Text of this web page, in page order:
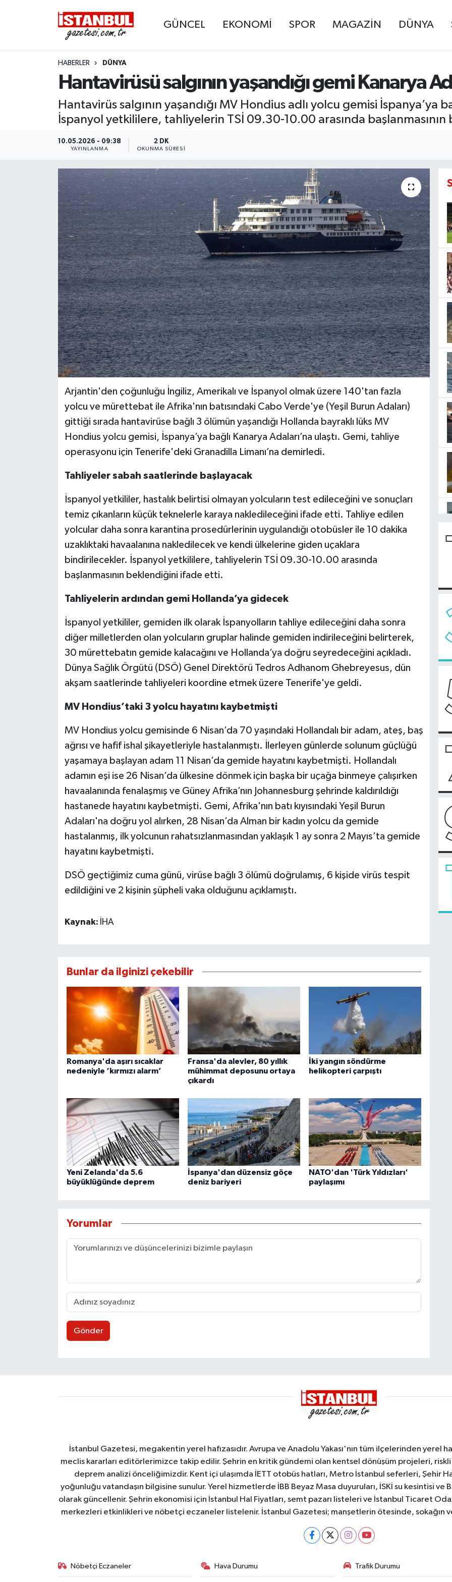
GÜNCEL EKONOMİ SPOR MAGAZİN DÜNYA
HABERLER DÜNYA
Hantavirüsü salgının yaşandığı gemi Kanarya
Hantavirüs salgının yaşandığı MV Hondius adlı yolcu gemisi İspanya’ya
İspanyol yetkililere, tahliyelerin TSİ 09.30-10.00 arasında
10.05.2026 - 09:38
YAYINLANMA
2 DK
OKUNMA SÜRESI
Arjantin'den çoğunluğu İngiliz, Amerikalı ve İspanyol olmak üzere 140'tan fazla
yolcu ve mürettebat ile Afrika'nın batısındaki Cabo Verde'ye (Yeşil Burun Adaları)
gittiği sırada hantavirüse bağlı 3 ölümün yaşandığı Hollanda bayraklı lüks MV
Hondius yolcu gemisi, İspanya’ya bağlı Kanarya Adaları’na ulaştı. Gemi, tahliye
operasyonu için Tenerife'deki Granadilla Limanı’na demirledi.
Tahliyeler sabah saatlerinde başlayacak
İspanyol yetkililer, hastalık belirtisi olmayan yolcuların test edileceğini ve sonuçları
temiz çıkanların küçük teknelerle karaya nakledileceğini ifade etti. Tahliye edilen
yolcular daha sonra karantina prosedürlerinin uygulandığı otobüsler ile 10 dakika
uzaklıktaki havaalanına nakledilecek ve kendi ülkelerine giden uçaklara
bindirilecekler. İspanyol yetkililere, tahliyelerin TSİ 09.30-10.00 arasında
başlanmasının beklendiğini ifade etti.
Tahliyelerin ardından gemi Hollanda’ya gidecek
İspanyol yetkililer, gemiden ilk olarak İspanyolların tahliye edileceğini daha sonra
diğer milletlerden olan yolcuların gruplar halinde gemiden indirileceğini belirterek,
30 mürettebatın gemide kalacağını ve Hollanda’ya doğru seyredeceğini açıkladı.
Dünya Sağlık Örgütü (DSÖ) Genel Direktörü Tedros Adhanom Ghebreyesus, dün
akşam saatlerinde tahliyeleri koordine etmek üzere Tenerife'ye geldi.
MV Hondius’taki 3 yolcu hayatını kaybetmişti
MV Hondius yolcu gemisinde 6 Nisan’da 70 yaşındaki Hollandalı bir adam, ateş, baş
ağrısı ve hafif ishal şikayetleriyle hastalanmıştı. İlerleyen günlerde solunum güçlüğü
yaşamaya başlayan adam 11 Nisan’da gemide hayatını kaybetmişti. Hollandalı
adamın eşi ise 26 Nisan’da ülkesine dönmek için başka bir uçağa binmeye çalışırken
havaalanında fenalaşmış ve Güney Afrika’nın Johannesburg şehrinde kaldırıldığı
hastanede hayatını kaybetmişti. Gemi, Afrika'nın batı kıyısındaki Yeşil Burun
Adaları'na doğru yol alırken, 28 Nisan’da Alman bir kadın yolcu da gemide
hastalanmış, ilk yolcunun rahatsızlanmasından yaklaşık 1 ay sonra 2 Mayıs’ta gemide
hayatını kaybetmişti.
DSÖ geçtiğimiz cuma günü, virüse bağlı 3 ölümü doğrulamış, 6 kişide virüs tespit
edildiğini ve 2 kişinin şüpheli vaka olduğunu açıklamıştı.
Kaynak: İHA
Bunlar da ilginizi çekebilir
Romanya'da aşırı sıcaklar
nedeniyle ‘kırmızı alarm’
Fransa'da alevler, 80 yıllık
mühimmat deposunu ortaya
çıkardı
İki yangın söndürme
helikopteri çarpıştı
Yeni Zelanda'da 5.6
büyüklüğünde deprem
İspanya'dan düzensiz göçe
deniz bariyeri
NATO'dan 'Türk Yıldızları'
paylaşımı
Yorumlar
Gönder
İstanbul Gazetesi, megakentin yerel hafızasıdır. Avrupa ve Anadolu Yakası'nın tüm ilçelerinden yerel
meclis kararları editörlerimizce takip edilir. Şehrin en kritik gündemi olan kentsel dönüşüm projeleri, riskli
deprem analizi önceliğimizdir. Kent içi ulaşımda İETT otobüs hatları, Metro İstanbul seferleri, Şehir
yoğunluğu vatandaşın bilgisine sunulur. Yerel hizmetlerde İBB Beyaz Masa duyuruları, İSKİ su kesintisi ve
olarak güncellenir. Şehrin ekonomisi için İstanbul Hal Fiyatları, semt pazarı listeleri ve İstanbul Ticaret
merkezleri etkinlikleri ve nöbetçi eczaneler listelenir. İstanbul Gazetesi; manşetlerin ötesinde, sokağın
Nöbetçi Eczaneler Hava Durumu Trafik Durumu
EKONOMİ
İSTANBUL
MAGAZİN
KÜLTÜR SANAT
BİLİM VE TEKNOLOJİ
OTOMOBİL
KURUMSAL
Nöbetçi Eczaneler
Hava Durumu
Trafik Durumu
Süper Lig Puan Durumu ve Fikstür
Tüm Manşetler
Son Dakika Haberleri
Haber Arşivi